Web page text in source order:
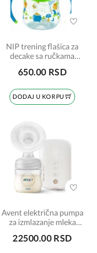
NIP trening flašica za
decake sa ručkama
piskom za 6+
650.00 RSD
DODAJ U KORPU
Avent električna pumpa
za izmlazanje mleka
22500.00 RSD